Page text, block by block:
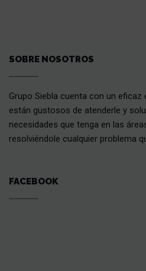
SOBRE NOSOTROS
Grupo Siebla cuenta con un
están gustosos de atenderle y
necesidades que tenga en las
resolviéndole cualquier problema
FACEBOOK